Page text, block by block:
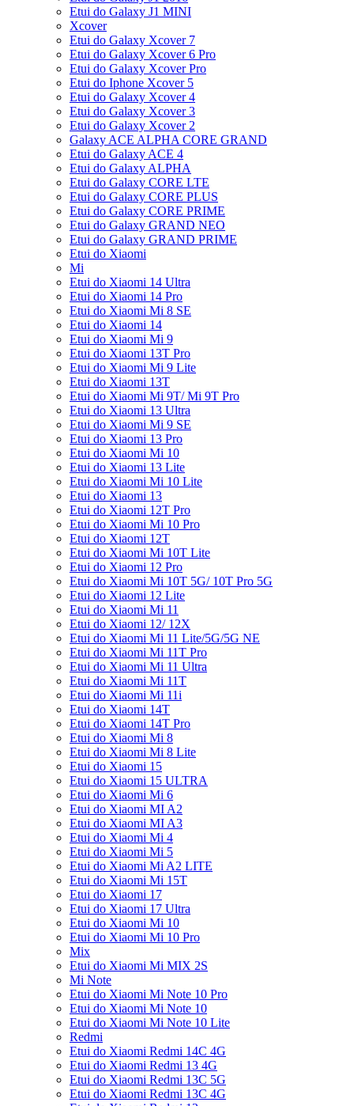
Etui do Galaxy J1 MINI
Xcover
Etui do Galaxy Xcover 7
Etui do Galaxy Xcover 6 Pro
Etui do Galaxy Xcover Pro
Etui do Iphone Xcover 5
Etui do Galaxy Xcover 4
Etui do Galaxy Xcover 3
Etui do Galaxy Xcover 2
Galaxy ACE ALPHA CORE GRAND
Etui do Galaxy ACE 4
Etui do Galaxy ALPHA
Etui do Galaxy CORE LTE
Etui do Galaxy CORE PLUS
Etui do Galaxy CORE PRIME
Etui do Galaxy GRAND NEO
Etui do Galaxy GRAND PRIME
Etui do Xiaomi
Mi
Etui do Xiaomi 14 Ultra
Etui do Xiaomi 14 Pro
Etui do Xiaomi Mi 8 SE
Etui do Xiaomi 14
Etui do Xiaomi Mi 9
Etui do Xiaomi 13T Pro
Etui do Xiaomi Mi 9 Lite
Etui do Xiaomi 13T
Etui do Xiaomi Mi 9T/ Mi 9T Pro
Etui do Xiaomi 13 Ultra
Etui do Xiaomi Mi 9 SE
Etui do Xiaomi 13 Pro
Etui do Xiaomi Mi 10
Etui do Xiaomi 13 Lite
Etui do Xiaomi Mi 10 Lite
Etui do Xiaomi 13
Etui do Xiaomi 12T Pro
Etui do Xiaomi Mi 10 Pro
Etui do Xiaomi 12T
Etui do Xiaomi Mi 10T Lite
Etui do Xiaomi 12 Pro
Etui do Xiaomi Mi 10T 5G/ 10T Pro 5G
Etui do Xiaomi 12 Lite
Etui do Xiaomi Mi 11
Etui do Xiaomi 12/ 12X
Etui do Xiaomi Mi 11 Lite/5G/5G NE
Etui do Xiaomi Mi 11T Pro
Etui do Xiaomi Mi 11 Ultra
Etui do Xiaomi Mi 11T
Etui do Xiaomi Mi 11i
Etui do Xiaomi 14T
Etui do Xiaomi 14T Pro
Etui do Xiaomi Mi 8
Etui do Xiaomi Mi 8 Lite
Etui do Xiaomi 15
Etui do Xiaomi 15 ULTRA
Etui do Xiaomi Mi 6
Etui do Xiaomi MI A2
Etui do Xiaomi MI A3
Etui do Xiaomi Mi 4
Etui do Xiaomi Mi 5
Etui do Xiaomi Mi A2 LITE
Etui do Xiaomi Mi 15T
Etui do Xiaomi 17
Etui do Xiaomi 17 Ultra
Etui do Xiaomi Mi 10
Etui do Xiaomi Mi 10 Pro
Mix
Etui do Xiaomi Mi MIX 2S
Mi Note
Etui do Xiaomi Mi Note 10 Pro
Etui do Xiaomi Mi Note 10
Etui do Xiaomi Mi Note 10 Lite
Redmi
Etui do Xiaomi Redmi 14C 4G
Etui do Xiaomi Redmi 13 4G
Etui do Xiaomi Redmi 13C 5G
Etui do Xiaomi Redmi 13C 4G